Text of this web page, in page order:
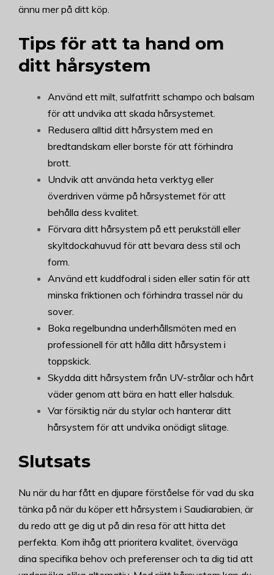
ännu mer på ditt köp.
Tips för att ta hand om
ditt hårsystem
Använd ett milt, sulfatfritt schampo och balsam
för att undvika att skada hårsystemet.
Redusera alltid ditt hårsystem med en
bredtandskam eller borste för att förhindra
brott.
Undvik att använda heta verktyg eller
överdriven värme på hårsystemet för att
behålla dess kvalitet.
Förvara ditt hårsystem på ett perukställ eller
skyltdockahuvud för att bevara dess stil och
form.
Använd ett kuddfodral i siden eller satin för att
minska friktionen och förhindra trassel när du
sover.
Boka regelbundna underhållsmöten med en
professionell för att hålla ditt hårsystem i
toppskick.
Skydda ditt hårsystem från UV-strålar och hårt
väder genom att bära en hatt eller halsduk.
Var försiktig när du stylar och hanterar ditt
hårsystem för att undvika onödigt slitage.
Slutsats
Nu när du har fått en djupare förståelse för vad du ska
tänka på när du köper ett hårsystem i Saudiarabien, är
du redo att ge dig ut på din resa för att hitta det
perfekta. Kom ihåg att prioritera kvalitet, överväga
dina specifika behov och preferenser och ta dig tid att